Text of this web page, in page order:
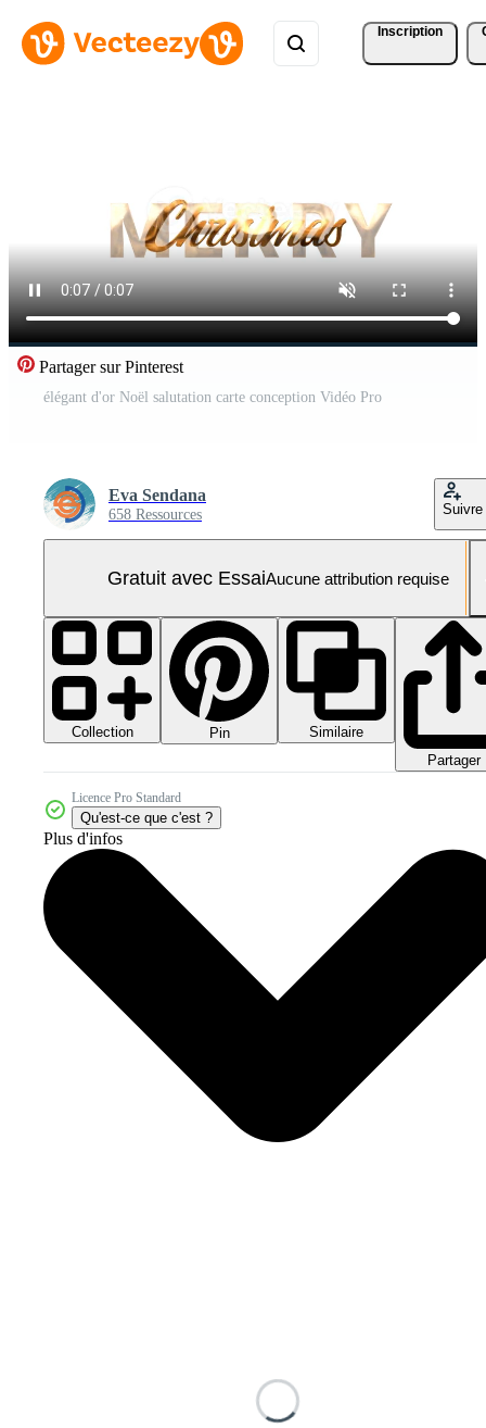
Inscription
Partager sur Pinterest
élégant d'or Noël salutation carte conception Vidéo Pro
Eva Sendana
658 Ressources Suivre
Gratuit avec EssaiAucune attribution requise
Collection Pin
Similaire
Partager
Licence Pro Standard
Qu'est-ce que c'est ?
Plus d'infos